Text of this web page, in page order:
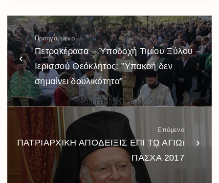
Προηγούμενο
Πετροκέρασα – Ὑποδοχή Τιμίου Ξύλου –
Ιερισσού Θεόκλητος: ”Υπακοή δεν
σημαίνει δουλικότητα”
Επόμενο
ΠΑΤΡΙΑΡΧΙΚΗ ΑΠΟΔΕΙΞΙΣ ΕΠΙ Τῼ ΑΓΙΩι
ΠΑΣΧΑ 2017